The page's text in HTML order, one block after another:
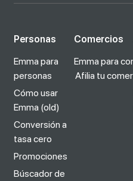
Personas
Emma para
personas
Cómo usar
Emma (old)
Conversión a
tasa cero
Promociones
Búscador de
Comercios
Emma para
Afilia tu